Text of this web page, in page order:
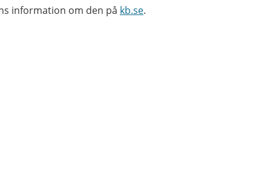
information om den på kb.se.